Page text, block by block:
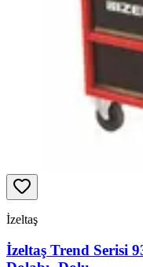
İzeltaş
İzeltaş Trend Serisi